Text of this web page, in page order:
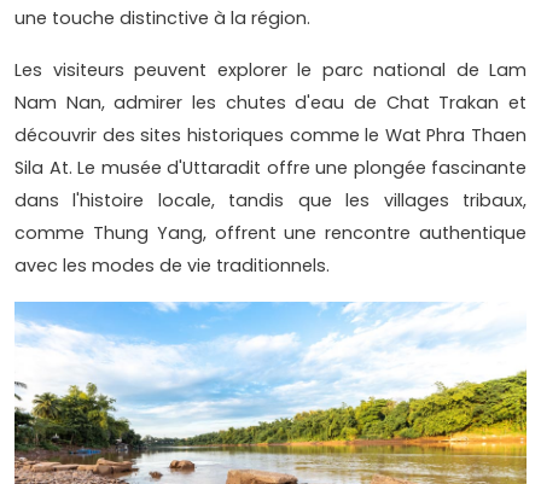
une touche distinctive à la région.
Les visiteurs peuvent explorer le parc national de Lam
Nam Nan, admirer les chutes d'eau de Chat Trakan et
découvrir des sites historiques comme le Wat Phra Thaen
Sila At. Le musée d'Uttaradit offre une plongée fascinante
dans l'histoire locale, tandis que les villages tribaux,
comme Thung Yang, offrent une rencontre authentique
avec les modes de vie traditionnels.